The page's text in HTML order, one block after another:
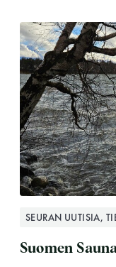
SEURAN UUTISIA,
Suomen